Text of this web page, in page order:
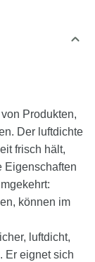
Produkten,
Der luftdichte
frisch hält,
Eigenschaften
können im
luftdicht,
Er eignet sich